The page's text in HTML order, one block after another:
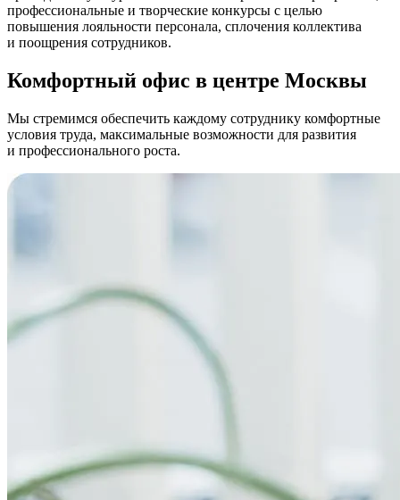
профессиональные и творческие конкурсы с целью
повышения лояльности персонала, сплочения коллектива
и поощрения сотрудников.
Комфортный офис в центре Москвы
Мы стремимся обеспечить каждому сотруднику комфортные
условия труда, максимальные возможности для развития
и профессионального роста.